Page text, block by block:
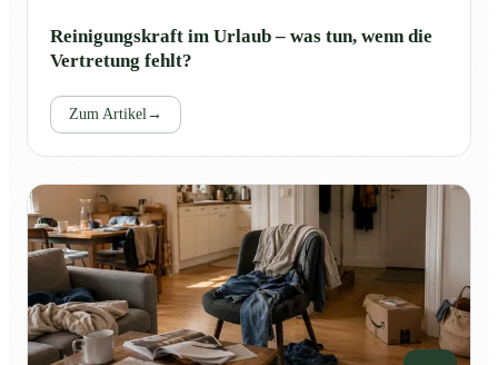
Reinigungskraft im Urlaub – was tun, wenn die
Vertretung fehlt?
Zum Artikel →